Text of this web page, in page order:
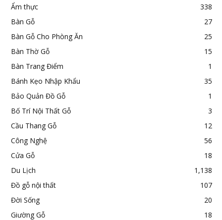
Ẩm thực
338
Bàn Gỗ
27
Bàn Gỗ Cho Phòng Ăn
25
Bàn Thờ Gỗ
15
Bàn Trang Điểm
1
Bánh Kẹo Nhập Khẩu
35
Bảo Quản Đồ Gỗ
1
Bố Trí Nội Thất Gỗ
3
Cầu Thang Gỗ
12
Công Nghệ
56
Cửa Gỗ
18
Du Lịch
1,138
Đồ gỗ nội thất
107
Đời Sống
20
Giường Gỗ
18